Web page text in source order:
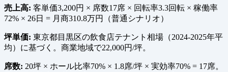
売上高: 客単価3,200円 × 席数17席 × 回転率3.3回転 × 稼働率
72% × 26日 = 月商310.8万円（普通シナリオ）
坪単価: 東京都目黒区の飲食店テナント相場（2024-2025年平
均）に基づく。商業地域で22,000円/坪。
席数: 20坪 × ホール比率70% × 1.8席/坪 × 実効率70% = 17席。